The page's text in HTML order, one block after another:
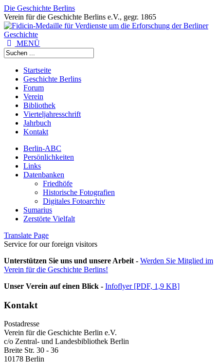
Die Geschichte Berlins
Verein für die Geschichte Berlins e.V., gegr. 1865
MENÜ
Startseite
Geschichte Berlins
Forum
Verein
Bibliothek
Vierteljahresschrift
Jahrbuch
Kontakt
Berlin-ABC
Persönlichkeiten
Links
Datenbanken
Friedhöfe
Historische Fotografien
Digitales Fotoarchiv
Sumarius
Zerstörte Vielfalt
Translate Page
Service for our foreign visitors
Unterstützen Sie uns und unsere Arbeit - Werden Sie Mitglied im
Verein für die Geschichte Berlins!
Unser Verein auf einen Blick - Infoflyer [PDF, 1,9 KB]
Kontakt
Postadresse
Verein für die Geschichte Berlin e.V.
c/o Zentral- und Landesbibliothek Berlin
Breite Str. 30 - 36
10178 Berlin